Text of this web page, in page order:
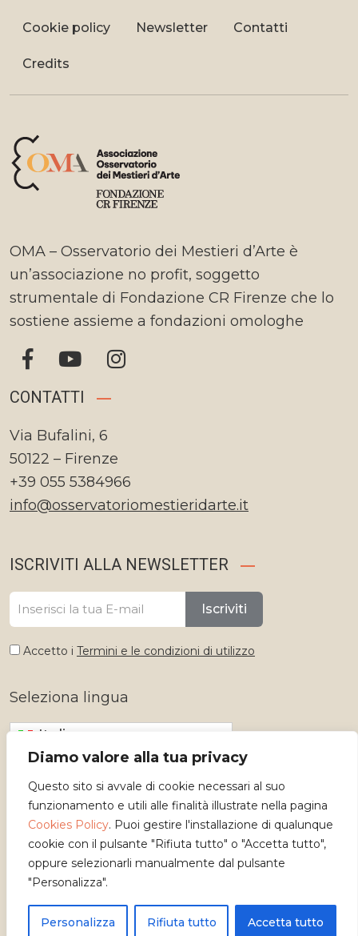
Diamo valore alla tua privacy
Questo sito si avvale di cookie necessari al suo
funzionamento e utili alle finalità illustrate nella pagina
Cookies Policy. Puoi gestire l'installazione di qualunque
cookie con il pulsante "Rifiuta tutto" o "Accetta tutto",
oppure selezionarli manualmente dal pulsante
"Personalizza".
Personalizza Rifiuta tutto Accetta tutto
Cookie policy Newsletter Contatti
Credits
OMA – Osservatorio dei Mestieri d’Arte è
un’associazione no profit, soggetto
strumentale di Fondazione CR Firenze che lo
sostiene assieme a fondazioni omologhe
CONTATTI
Via Bufalini, 6
50122 – Firenze
+39 055 5384966
info@osservatoriomestieridarte.it
ISCRIVITI ALLA NEWSLETTER
Iscriviti
Accetto i Termini e le condizioni di utilizzo
Seleziona lingua
Italiano
Copyright 2026 - Osservatorio dei Mestieri d'Arte